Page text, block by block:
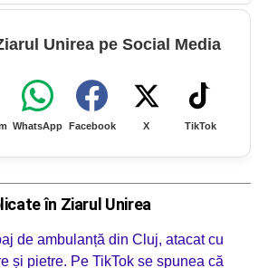
Unirea pe Social Media
WhatsApp Facebook X TikTok
în Ziarul Unirea
de ambulanță din Cluj, atacat cu
și pietre. Pe TikTok se spunea că